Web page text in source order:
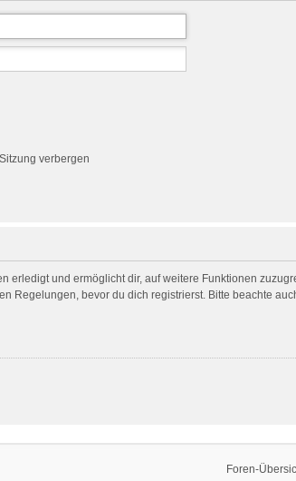
verbergen
und ermöglicht dir, auf weitere Funktionen
Regelungen, bevor du dich registrierst. Bitte beachte
Foren-